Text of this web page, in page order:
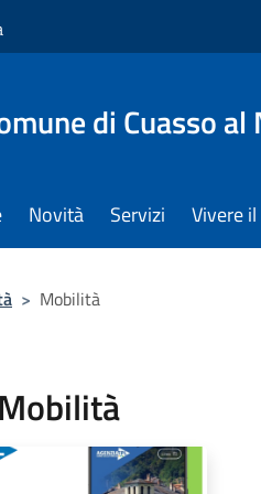
di Cuasso
Novità Servizi Vivere
> Mobilità